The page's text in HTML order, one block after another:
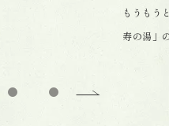
もうもう
寿の湯」